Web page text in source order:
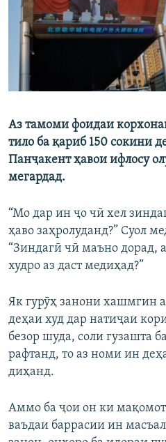
Аз тамоми фоидаи
тило ба қариб 150 сокини
Панҷакент ҳавои ифлосу
мегардад.
“Мо дар ин ҷо чӣ хел
ҳаво заҳролуданд?” Суол
“Зиндагӣ чӣ маъно дорад,
худро аз даст медиҳад?”
Як гурӯҳ занони хашмгин
деҳаи худ дар натиҷаи
безор шуда, соли гузашта
рафтанд, то аз номи ин
диҳанд.
Аммо ба ҷои он ки
ваъдаи баррасии ин